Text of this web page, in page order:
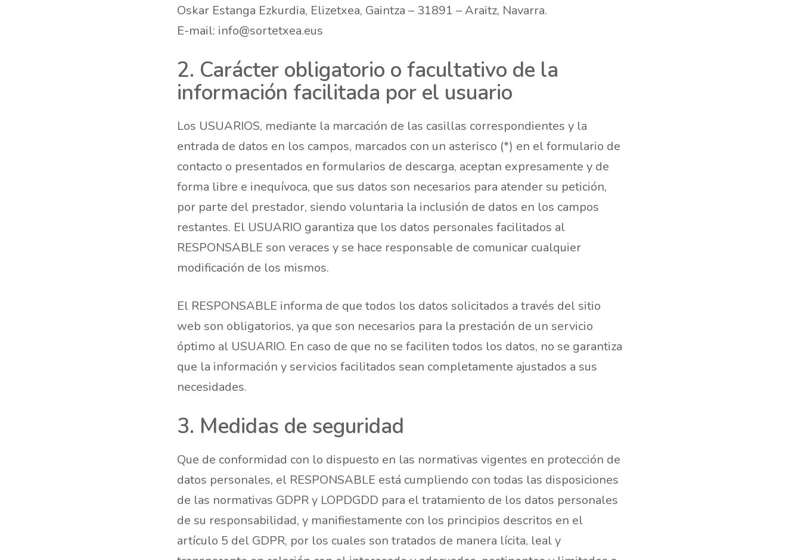
Oskar Estanga Ezkurdia, Elizetxea, Gaintza – 31891 – Araitz, Navarra.
E-mail: info@sortetxea.eus
2. Carácter obligatorio o facultativo de la
información facilitada por el usuario
Los USUARIOS, mediante la marcación de las casillas correspondientes y la
entrada de datos en los campos, marcados con un asterisco (*) en el formulario de
contacto o presentados en formularios de descarga, aceptan expresamente y de
forma libre e inequívoca, que sus datos son necesarios para atender su petición,
por parte del prestador, siendo voluntaria la inclusión de datos en los campos
restantes. El USUARIO garantiza que los datos personales facilitados al
RESPONSABLE son veraces y se hace responsable de comunicar cualquier
modificación de los mismos.
El RESPONSABLE informa de que todos los datos solicitados a través del sitio
web son obligatorios, ya que son necesarios para la prestación de un servicio
óptimo al USUARIO. En caso de que no se faciliten todos los datos, no se garantiza
que la información y servicios facilitados sean completamente ajustados a sus
necesidades.
3. Medidas de seguridad
Que de conformidad con lo dispuesto en las normativas vigentes en protección de
datos personales, el RESPONSABLE está cumpliendo con todas las disposiciones
de las normativas GDPR y LOPDGDD para el tratamiento de los datos personales
de su responsabilidad, y manifiestamente con los principios descritos en el
artículo 5 del GDPR, por los cuales son tratados de manera lícita, leal y